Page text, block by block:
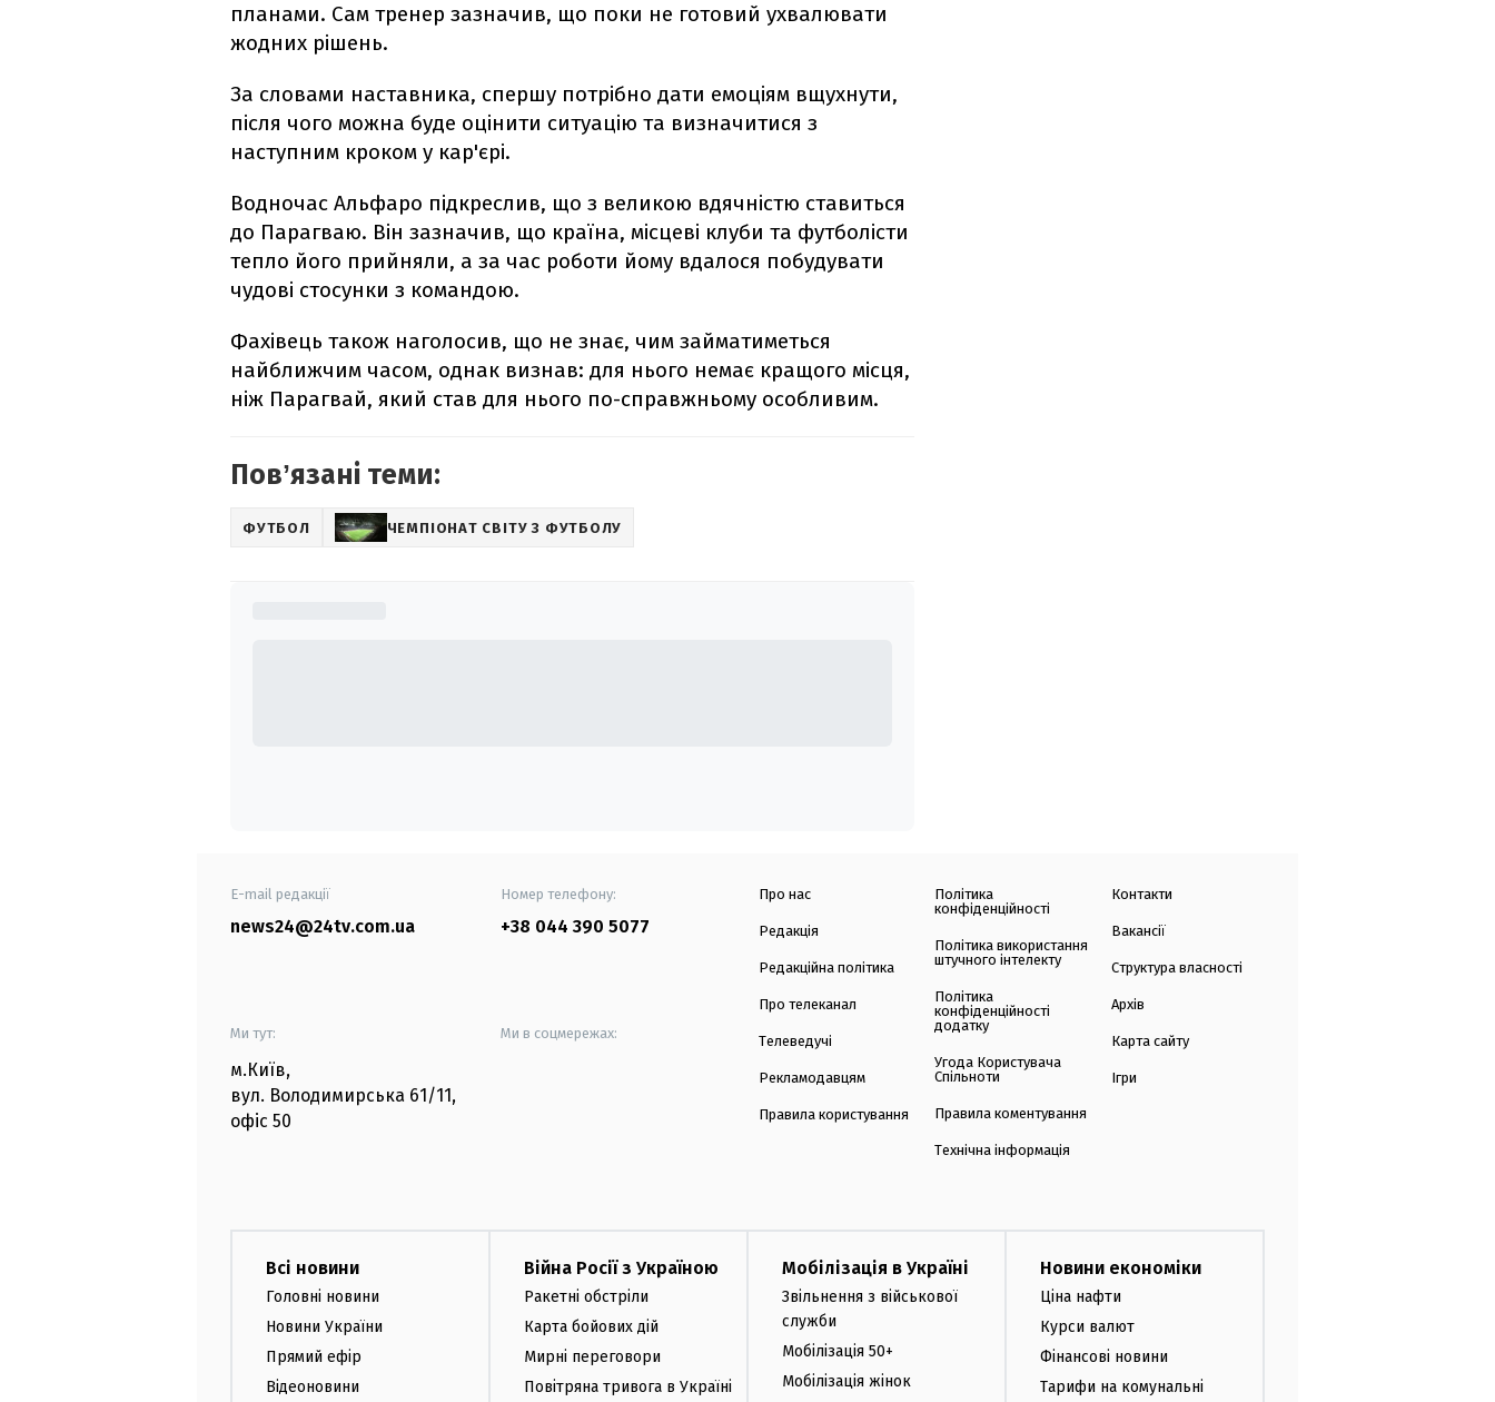
планами. Сам тренер зазначив, що поки не готовий ухвалювати
жодних рішень.
За словами наставника, спершу потрібно дати емоціям вщухнути,
після чого можна буде оцінити ситуацію та визначитися з
наступним кроком у кар'єрі.
Водночас Альфаро підкреслив, що з великою вдячністю ставиться
до Парагваю. Він зазначив, що країна, місцеві клуби та футболісти
тепло його прийняли, а за час роботи йому вдалося побудувати
чудові стосунки з командою.
Фахівець також наголосив, що не знає, чим займатиметься
найближчим часом, однак визнав: для нього немає кращого місця,
ніж Парагвай, який став для нього по-справжньому особливим.
Повʼязані теми:
ФУТБОЛ ЧЕМПІОНАТ СВІТУ З ФУТБОЛУ
E-mail редакції
news24@24tv.com.ua
Номер телефону:
+38 044 390 5077
Ми тут:
м.Київ,
вул. Володимирська 61/11,
офіс 50
Ми в соцмережах:
Про нас
Редакція
Редакційна політика
Про телеканал
Телеведучі
Рекламодавцям
Правила користування
Політика
конфіденційності
Політика використання
штучного інтелекту
Політика
конфіденційності
додатку
Угода Користувача
Спільноти
Правила коментування
Технічна інформація
Контакти
Вакансії
Структура власності
Архів
Карта сайту
Ігри
Всі новини
Головні новини
Новини України
Прямий ефір
Відеоновини
Війна Росії з Україною
Ракетні обстріли
Карта бойових дій
Мирні переговори
Повітряна тривога в Україні
Мобілізація в Україні
Звільнення з військової
служби
Мобілізація 50+
Мобілізація жінок
Новини економіки
Ціна нафти
Курси валют
Фінансові новини
Тарифи на комунальні